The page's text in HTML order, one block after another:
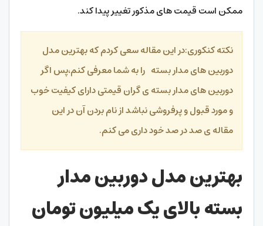
ممکن است قیمت های مذکور تغییر پیدا کند.
نکته کنکوری:در این مقاله سعی کردم که بهترین مدل
دوربین های مدار بسته را به شما معرفی کنم،پس اگر
دوربین های مدار بسته ی گران قیمتی دارای کیفیت خوب
و مورد قبول و پرفروشی نباشد از نام بردن آن در این
مقاله ی صد در صد خود داری می کنم.
بهترین مدل دوربین مدار
بسته بالای یک میلیون تومان